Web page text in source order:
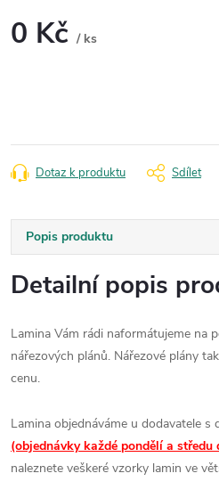
0 Kč / ks
Dotaz k produktu Sdílet
Popis produktu
Detailní popis
Lamina Vám rádi naformátujeme na
nářezových plánů. Nářezové plány
cenu.
Lamina objednáváme u dodavatele s
(objednávky každé pondělí a středu
naleznete veškeré vzorky lamin ve